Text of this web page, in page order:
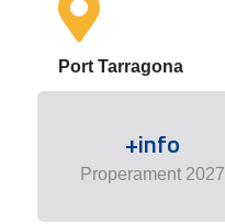
Port Tarragona
+info
Properament 2027